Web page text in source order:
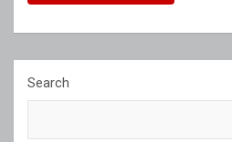
Search